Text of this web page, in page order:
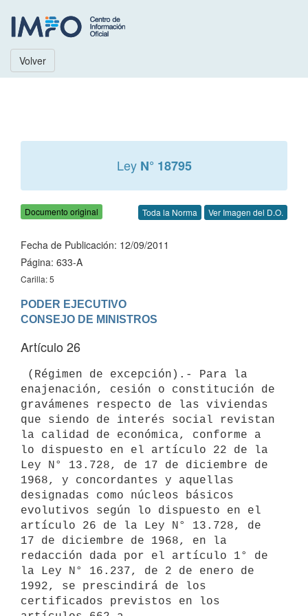
Volver
Ley N° 18795
Documento original Toda la Norma Ver Imagen del D.O.
Fecha de Publicación: 12/09/2011
Página: 633-A
Carilla: 5
PODER EJECUTIVO
Artículo 26
enajenación, cesión o constitución de
gravámenes respecto de las viviendas
que siendo de interés social revistan
la calidad de económica, conforme a
lo dispuesto en el artículo 22 de la
Ley N° 13.728, de 17 de diciembre de
1968, y concordantes y aquellas
designadas como núcleos básicos
evolutivos según lo dispuesto en el
artículo 26 de la Ley N° 13.728, de
17 de diciembre de 1968, en la
redacción dada por el artículo 1° de
la Ley N° 16.237, de 2 de enero de
1992, se prescindirá de los
certificados previstos en los